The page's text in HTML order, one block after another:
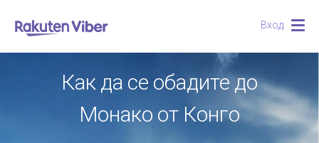
Вход
Как да се обадите до
Монако от Конго